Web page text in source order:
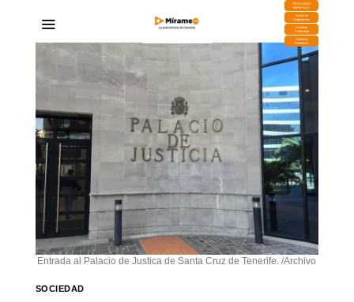
DESCARGA
MIRAPLAY
Buzón de
Sugerencias
Contratar
Publicidad
Contacto
Comercial
Entrada al Palacio de Justica de Santa Cruz de Tenerife. /Archivo
SOCIEDAD